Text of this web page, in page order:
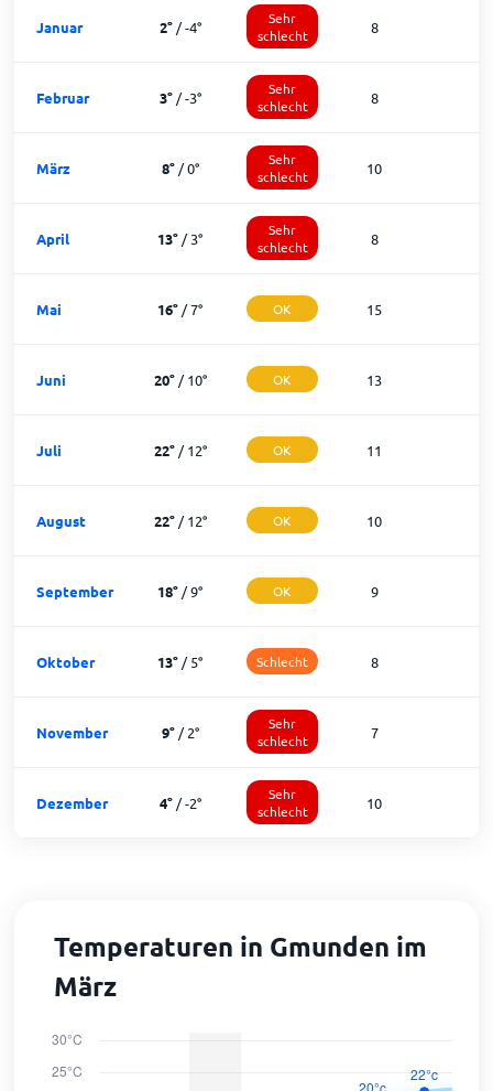
Januar 2°/-4°
Sehr
schlecht
8
Februar 3°/-3°
Sehr
schlecht
8
März 8°/0°
Sehr
schlecht
10
April 13° /3°
Sehr
schlecht
8
Mai 16° /7° OK 15
Juni 20°/10° OK 13
Juli 22°/12° OK 11
August 22°/12° OK 10
September 18° /9° OK 9
Oktober 13° /5° Schlecht 8
November 9°/2°
Sehr
schlecht
7
Dezember 4°/-2°
Sehr
schlecht
10
Temperaturen in Gmunden im
März